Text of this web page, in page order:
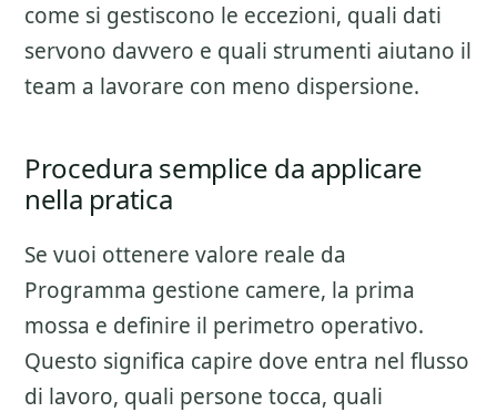
come si gestiscono le eccezioni, quali dati
servono davvero e quali strumenti aiutano il
team a lavorare con meno dispersione.
Procedura semplice da applicare
nella pratica
Se vuoi ottenere valore reale da
Programma gestione camere, la prima
mossa e definire il perimetro operativo.
Questo significa capire dove entra nel flusso
di lavoro, quali persone tocca, quali